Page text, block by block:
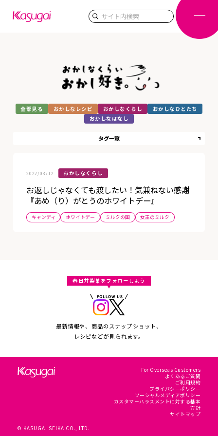
検索
全部見る おかしなレシピ おかしなくらし
おかしなひとたち
おかしなはなし
タグ一覧
2022/03/12 おかしなくらし
お返しじゃなくても渡したい！気兼ねない感謝
『あめ（り）がとうのホワイトデー』
キャンディ ホワイトデー ミルクの国 女王のミルク
春日井製菓をフォローしよう
最新情報や、商品のスナップショット、
レシピなどが見られます。
© KASUGAI SEIKA CO., LTD.
For Overseas Customers
よくあるご質問
ご利用規約
プライバシーポリシー
ソーシャルメディアポリシー
カスタマーハラスメントに対する基本
方針
サイトマップ